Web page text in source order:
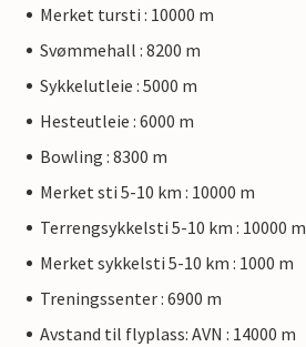
Merket tursti : 10000 m
Svømmehall : 8200 m
Sykkelutleie : 5000 m
Hesteutleie : 6000 m
Bowling : 8300 m
Merket sti 5-10 km : 10000 m
Terrengsykkelsti 5-10 km : 10000 m
Merket sykkelsti 5-10 km : 1000 m
Treningssenter : 6900 m
Avstand til flyplass: AVN : 14000 m